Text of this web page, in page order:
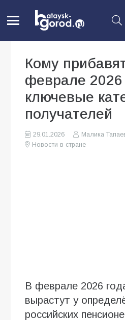
Кому
феврале 2026
ключевые
получателей
29.01.2026
Малика
Новости в стране
В феврале 2026
вырастут у
российских